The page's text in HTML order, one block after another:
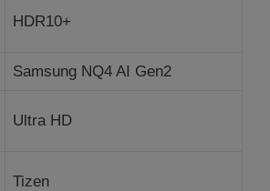
HDR10+
Samsung NQ4 AI Gen2
Ultra HD
Tizen